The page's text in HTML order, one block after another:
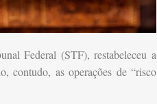
Federal (STF), restabeleceu a
contudo, as operações de “risco